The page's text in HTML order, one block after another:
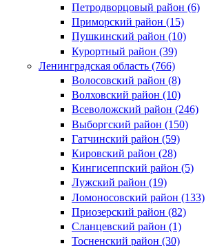
Петродворцовый район (6)
Приморский район (15)
Пушкинский район (10)
Курортный район (39)
Ленинградская область (766)
Волосовский район (8)
Волховский район (10)
Всеволожский район (246)
Выборгский район (150)
Гатчинский район (59)
Кировский район (28)
Кингисеппский район (5)
Лужский район (19)
Ломоносовский район (133)
Приозерский район (82)
Сланцевский район (1)
Тосненский район (30)